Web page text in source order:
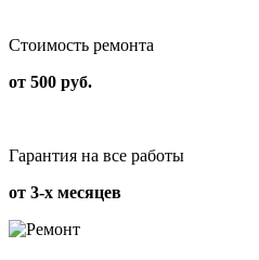
Стоимость ремонта
от 500 руб.
Гарантия на все работы
от 3-х месяцев